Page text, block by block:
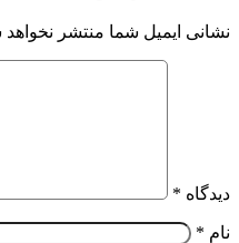
نشانی ایمیل شما منتشر
دیدگاه *
نام *